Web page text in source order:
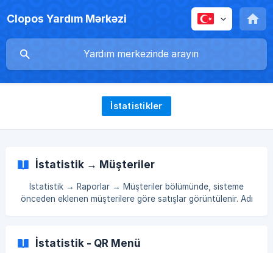
Clopos Yardım Mərkəzi
İstatistikler
İstatistik → Müşteriler
İstatistik → Raporlar → Müşteriler bölümünde, sisteme
önceden eklenen müşterilere göre satışlar görüntülenir. Adı
tarafından oluşturulan toplam adisyon sayısı. Gelir —
müşterinin yaptığı toplam alışveriş tutarı. Nakit iade —
İstatistik - QR Menü